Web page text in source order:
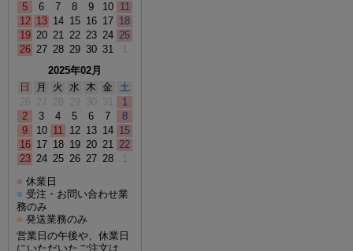
5
6 7 8 9 10
11
12 13 14 15 16 17 18
19 20 21 22 23 24 25
26 27 28 29 30 31
1
2025年02月
日
月 火 水 木 金
土
26
27 28 29 30 31
1
2
3 4 5 6 7
8
9
10 11 12 13 14 15
16 17 18 19 20 21 22
23 24 25 26 27 28 1
■ 休業日
■ 受注・お問い合わせ業
務のみ
■ 発送業務のみ
営業日の午後や、休業日
にいただいたご注文は、